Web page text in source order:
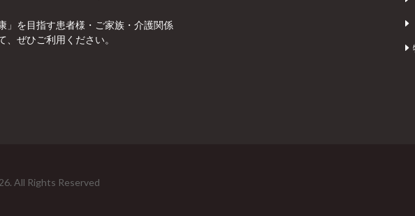
」を目指す患者様・ご家族・介護関係
ぜひご利用ください。
All Rights Reserved